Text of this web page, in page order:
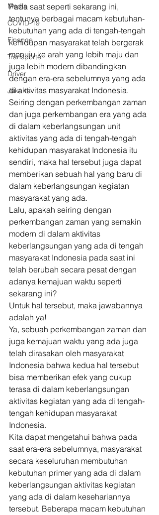
Media
COVID-19
Finance
Transporter
Driver
Jakarta
Pada saat seperti sekarang ini,
tentunya berbagai macam kebutuhan-
kebutuhan yang ada di tengah-tengah
kehidupan masyarakat telah bergerak
menuju ke arah yang lebih maju dan
juga lebih modern dibandingkan
dengan era-era sebelumnya yang ada
di aktivitas masyarakat Indonesia.
Seiring dengan perkembangan zaman
dan juga perkembangan era yang ada
di dalam keberlangsungan unit
aktivitas yang ada di tengah-tengah
kehidupan masyarakat Indonesia itu
sendiri, maka hal tersebut juga dapat
memberikan sebuah hal yang baru di
dalam keberlangsungan kegiatan
masyarakat yang ada.
Lalu, apakah seiring dengan
perkembangan zaman yang semakin
modern di dalam aktivitas
keberlangsungan yang ada di tengah
masyarakat Indonesia pada saat ini
telah berubah secara pesat dengan
adanya kemajuan waktu seperti
sekarang ini?
Untuk hal tersebut, maka jawabannya
adalah ya!
Ya, sebuah perkembangan zaman dan
juga kemajuan waktu yang ada juga
telah dirasakan oleh masyarakat
Indonesia bahwa kedua hal tersebut
bisa memberikan efek yang cukup
terasa di dalam keberlangsungan
aktivitas kegiatan yang ada di tengah-
tengah kehidupan masyarakat
Indonesia.
Kita dapat mengetahui bahwa pada
saat era-era sebelumnya, masyarakat
secara keseluruhan membutuhan
kebutuhan primer yang ada di dalam
keberlangsungan aktivitas kegiatan
yang ada di dalam kesehariannya
tersebut. Beberapa macam kebutuhan